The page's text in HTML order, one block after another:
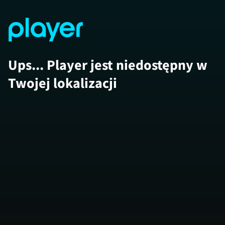
Ups... Player jest niedostępny w
Twojej lokalizacji